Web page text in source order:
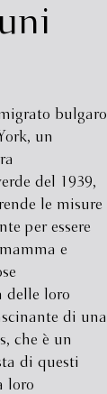
bulgaro
un
del 1939,
le misure
per essere
e
delle loro
di una
che è un
di questi
loro